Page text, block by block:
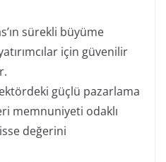
sürekli büyüme
için güvenilir
güçlü pazarlama
memnuniyeti odaklı
değerini